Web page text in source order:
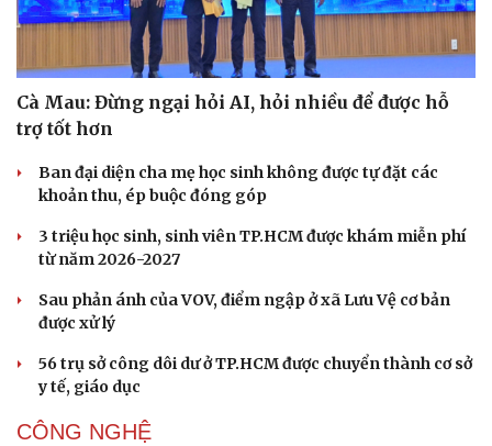
Cây thuốc
Nam khoa
Làm đẹp - giảm cân
Phòng mạch online
Blog
Tình yêu - Gia đình
Cà Mau: Đừng ngại hỏi AI, hỏi nhiều để được hỗ
trợ tốt hơn
Ban đại diện cha mẹ học sinh không được tự đặt các
khoản thu, ép buộc đóng góp
3 triệu học sinh, sinh viên TP.HCM được khám miễn phí
từ năm 2026-2027
Sau phản ánh của VOV, điểm ngập ở xã Lưu Vệ cơ bản
được xử lý
56 trụ sở công dôi dư ở TP.HCM được chuyển thành cơ sở
y tế, giáo dục
CÔNG NGHỆ